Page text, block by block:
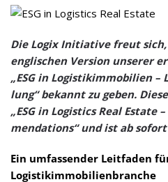
Die Logix Initia­tive freut
eng­li­schen Ver­sion unse­rer
„ESG in Logis­tik­im­mo­bi­lien
lung“ bekannt zu geben.
„ESG in Logi­stics Real Estate
men­da­ti­ons“ und ist ab
Ein umfas­sen­der Leit­fa­den
Logistikimmobilienbranche